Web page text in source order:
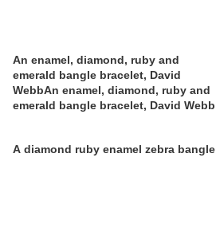
An enamel, diamond, ruby and
emerald bangle bracelet, David
WebbAn enamel, diamond, ruby and
emerald bangle bracelet, David Webb
A diamond ruby enamel zebra bangle